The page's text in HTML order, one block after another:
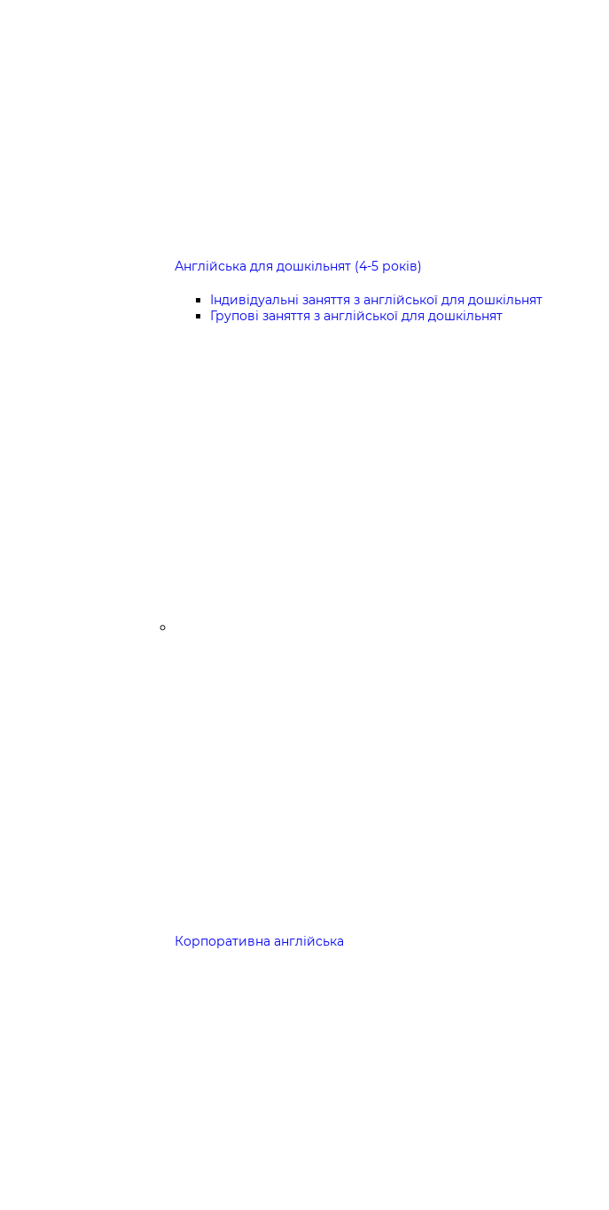
Англійська для дошкільнят (4-5 років)
Індивідуальні заняття з англійської для дошкільнят
Групові заняття з англійської для дошкільнят
Корпоративна англійська